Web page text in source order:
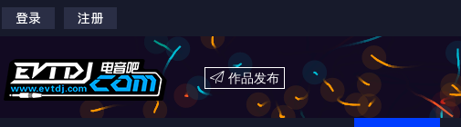
登录 注册
 作品发布